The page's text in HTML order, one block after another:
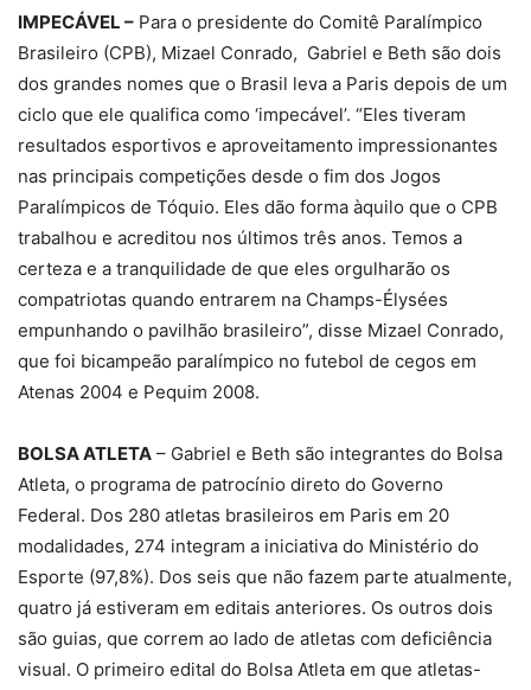
IMPECÁVEL – Para o presidente do Comitê Paralímpico
Brasileiro (CPB), Mizael Conrado, Gabriel e Beth são dois
dos grandes nomes que o Brasil leva a Paris depois de um
ciclo que ele qualifica como ‘impecável’. “Eles tiveram
resultados esportivos e aproveitamento impressionantes
nas principais competições desde o fim dos Jogos
Paralímpicos de Tóquio. Eles dão forma àquilo que o CPB
trabalhou e acreditou nos últimos três anos. Temos a
certeza e a tranquilidade de que eles orgulharão os
compatriotas quando entrarem na Champs-Élysées
empunhando o pavilhão brasileiro”, disse Mizael Conrado,
que foi bicampeão paralímpico no futebol de cegos em
Atenas 2004 e Pequim 2008.
BOLSA ATLETA – Gabriel e Beth são integrantes do Bolsa
Atleta, o programa de patrocínio direto do Governo
Federal. Dos 280 atletas brasileiros em Paris em 20
modalidades, 274 integram a iniciativa do Ministério do
Esporte (97,8%). Dos seis que não fazem parte atualmente,
quatro já estiveram em editais anteriores. Os outros dois
são guias, que correm ao lado de atletas com deficiência
visual. O primeiro edital do Bolsa Atleta em que atletas-